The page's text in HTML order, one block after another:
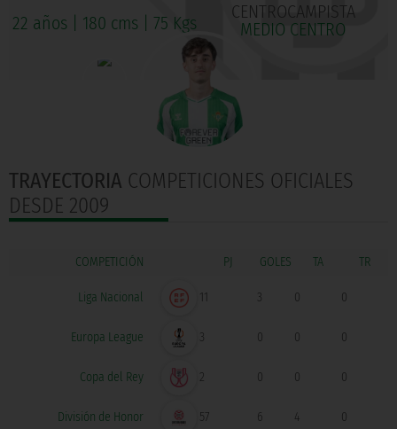
22 años 180 cms 75 Kgs
CENTROCAMPISTA
MEDIO CENTRO
TRAYECTORIA COMPETICIONES OFICIALES
DESDE 2009
COMPETICIÓN GOLES
Liga Nacional 11 3 0 0
Europa League 3 0 0 0
Copa del Rey 2 0 0 0
División de Honor 57 6 4 0